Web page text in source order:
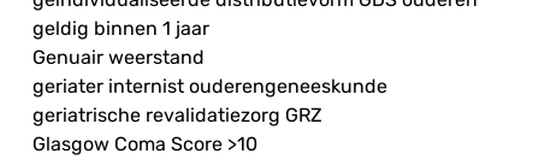
geldig binnen 1 jaar
Genuair weerstand
geriater internist ouderengeneeskunde
geriatrische revalidatiezorg GRZ
Glasgow Coma Score >10